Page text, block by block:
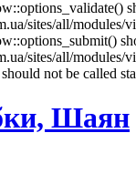
sites/all/modules/
sites/all/modules/
not be called
Шаян